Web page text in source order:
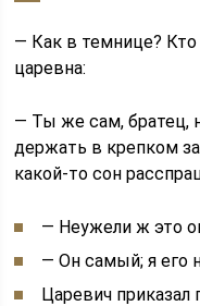
— Как в темнице?
царевна:
— Ты же сам, братец,
держать в крепком
какой-то сон
— Неужели ж это
— Он самый; я его
Царевич приказал